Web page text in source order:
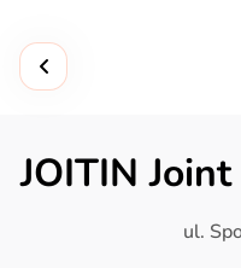
JOITIN
ul.